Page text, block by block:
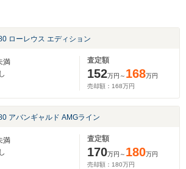
ローレウス エディション
満
査定額
152万円～ 168万円
売却額： 168万円
アバンギャルド AMGライン
満
査定額
170万円～ 180万円
売却額： 180万円